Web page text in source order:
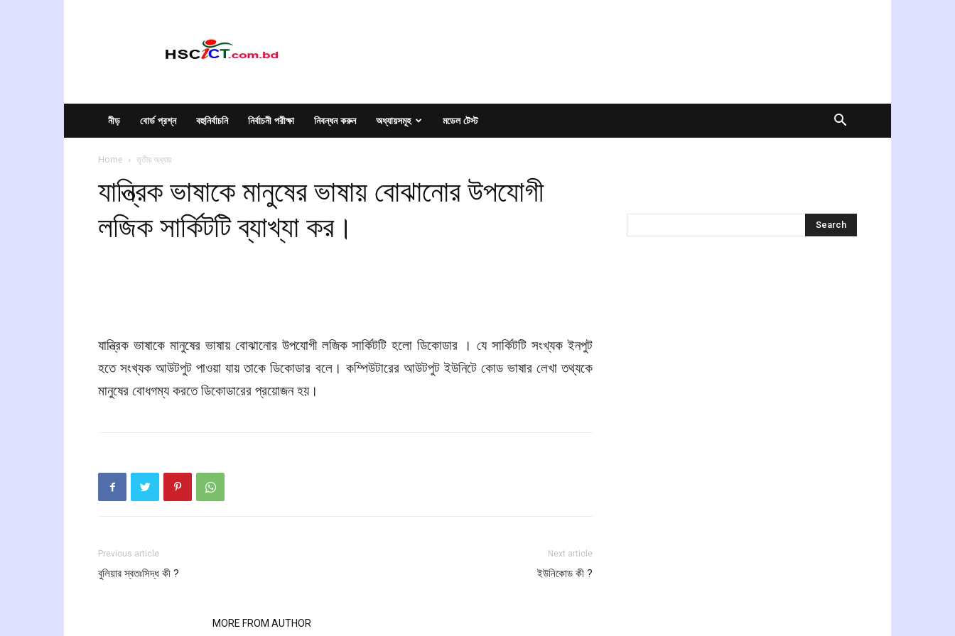
নীড় বোর্ড প্রশ্ন বহুনির্বাচনি নির্বাচনী পরীক্ষা নিবন্ধন করুন অধ্যায়সমূহ মডেল টেস্ট
Home তৃতীয় অধ্যায়
যান্ত্রিক ভাষাকে মানুষের ভাষায় বোঝানোর উপযোগী
লজিক সার্কিটটি ব্যাখ্যা কর।
যান্ত্রিক ভাষাকে মানুষের ভাষায় বোঝানোর উপযোগী লজিক সার্কিটটি হলো ডিকোডার । যে সার্কিটটি সংখ্যক ইনপুট
হতে সংখ্যক আউটপুট পাওয়া যায় তাকে ডিকোডার বলে। কম্পিউটারের আউটপুট ইউনিটে কোড ভাষার লেখা তথ্যকে
মানুষের বোধগম্য করতে ডিকোডারের প্রয়োজন হয়।
Previous article
বুলিয়ার স্বতঃসিদ্ধ কী ?
Next article
ইউনিকোড কী ?
MORE FROM AUTHOR